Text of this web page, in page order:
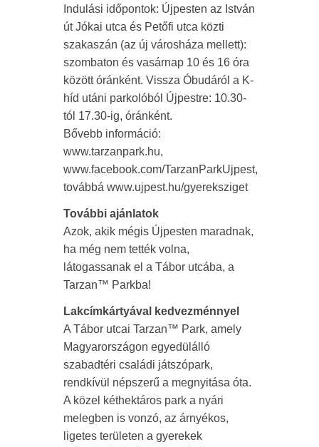
Indulási időpontok: Újpesten az István
út Jókai utca és Petőfi utca közti
szakaszán (az új városháza mellett):
szombaton és vasárnap 10 és 16 óra
között óránként. Vissza Óbudáról a K-
híd utáni parkolóból Újpestre: 10.30-
tól 17.30-ig, óránként.
Bővebb információ:
www.tarzanpark.hu,
www.facebook.com/TarzanParkUjpest,
továbbá www.ujpest.hu/gyereksziget
További ajánlatok
Azok, akik mégis Újpesten maradnak,
ha még nem tették volna,
látogassanak el a Tábor utcába, a
Tarzan™ Parkba!
Lakcímkártyával kedvezménnyel
A Tábor utcai Tarzan™ Park, amely
Magyarországon egyedülálló
szabadtéri családi játszópark,
rendkívül népszerű a megnyitása óta.
A közel kéthektáros park a nyári
melegben is vonzó, az árnyékos,
ligetes területen a gyerekek